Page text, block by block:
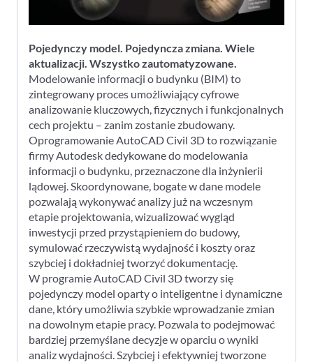
Pojedynczy model. Pojedyncza zmiana. Wiele
aktualizacji. Wszystko zautomatyzowane.
Modelowanie informacji o budynku (BIM) to
zintegrowany proces umożliwiający cyfrowe
analizowanie kluczowych, fizycznych i funkcjonalnych
cech projektu – zanim zostanie zbudowany.
Oprogramowanie AutoCAD Civil 3D to rozwiązanie
firmy Autodesk dedykowane do modelowania
informacji o budynku, przeznaczone dla inżynierii
lądowej. Skoordynowane, bogate w dane modele
pozwalają wykonywać analizy już na wczesnym
etapie projektowania, wizualizować wygląd
inwestycji przed przystąpieniem do budowy,
symulować rzeczywistą wydajność i koszty oraz
szybciej i dokładniej tworzyć dokumentację.
W programie AutoCAD Civil 3D tworzy się
pojedynczy model oparty o inteligentne i dynamiczne
dane, który umożliwia szybkie wprowadzanie zmian
na dowolnym etapie pracy. Pozwala to podejmować
bardziej przemyślane decyzje w oparciu o wyniki
analiz wydajności. Szybciej i efektywniej tworzone